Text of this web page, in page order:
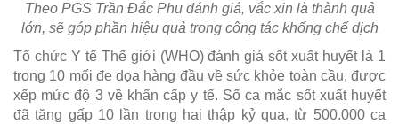
Theo PGS Trần Đắc Phu đánh giá, vắc xin là thành quả
lớn, sẽ góp phần hiệu quả trong công tác khống chế dịch
Tổ chức Y tế Thế giới (WHO) đánh giá sốt xuất huyết là 1
trong 10 mối đe dọa hàng đầu về sức khỏe toàn cầu, được
xếp mức độ 3 về khẩn cấp y tế. Số ca mắc sốt xuất huyết
đã tăng gấp 10 lần trong hai thập kỷ qua, từ 500.000 ca